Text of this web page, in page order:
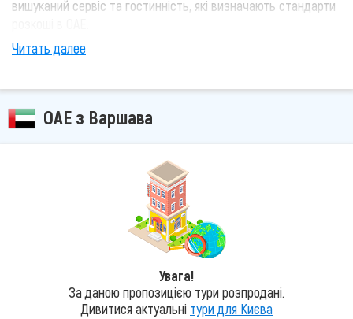
вишуканий сервіс та гостинність, які визначають стандарти
Читать далее
ОАЕ з Варшава
Увага!
За даною пропозицією тури розпродані.
Дивитися актуальні тури для Києва